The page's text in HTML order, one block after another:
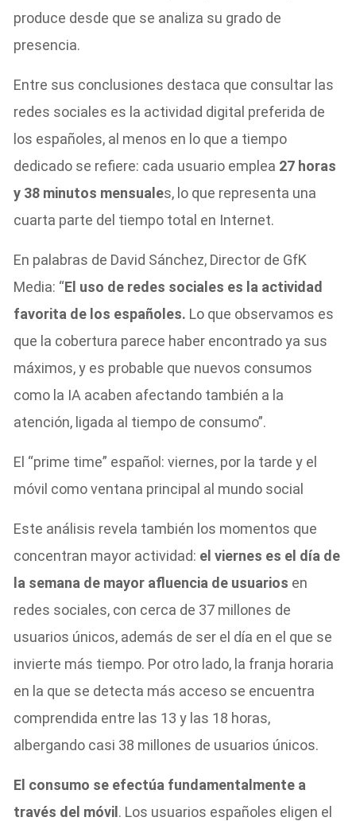
produce desde que se analiza su grado de
presencia.
Entre sus conclusiones destaca que consultar las
redes sociales es la actividad digital preferida de
los españoles, al menos en lo que a tiempo
dedicado se refiere: cada usuario emplea 27 horas
y 38 minutos mensuales, lo que representa una
cuarta parte del tiempo total en Internet.
En palabras de David Sánchez, Director de GfK
Media: “El uso de redes sociales es la actividad
favorita de los españoles. Lo que observamos es
que la cobertura parece haber encontrado ya sus
máximos, y es probable que nuevos consumos
como la IA acaben afectando también a la
atención, ligada al tiempo de consumo”.
El “prime time” español: viernes, por la tarde y el
móvil como ventana principal al mundo social
Este análisis revela también los momentos que
concentran mayor actividad: el viernes es el día de
la semana de mayor afluencia de usuarios en
redes sociales, con cerca de 37 millones de
usuarios únicos, además de ser el día en el que se
invierte más tiempo. Por otro lado, la franja horaria
en la que se detecta más acceso se encuentra
comprendida entre las 13 y las 18 horas,
albergando casi 38 millones de usuarios únicos.
El consumo se efectúa fundamentalmente a
través del móvil. Los usuarios españoles eligen el